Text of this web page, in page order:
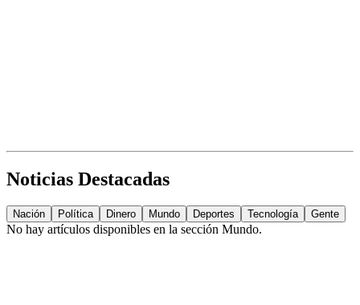
Noticias Destacadas
Nación Política Dinero Mundo Deportes Tecnología Gente
No hay artículos disponibles en la sección Mundo.